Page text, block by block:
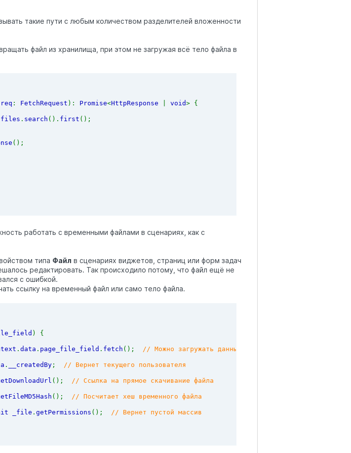
такие пути с любым количеством разделителей вложенности
файл из хранилища, при этом не загружая всё тело файла в
req : FetchRequest ): Promise<HttpResponse void> {
files . search (). first ();
();
работать с временными файлами в сценариях, как с
типа Файл в сценариях виджетов, страниц или форм задач
редактировать. Так происходило потому, что файл ещё не
с ошибкой.
ссылку на временный файл или само тело файла.
) {
. data . page_file_field . fetch (); // Можно загружать данные файла
. __createdBy; // Вернет текущего пользователя
(); // Ссылка на прямое скачивание файла
(); // Посчитает хеш временного файла
_file . getPermissions (); // Вернет пустой массив